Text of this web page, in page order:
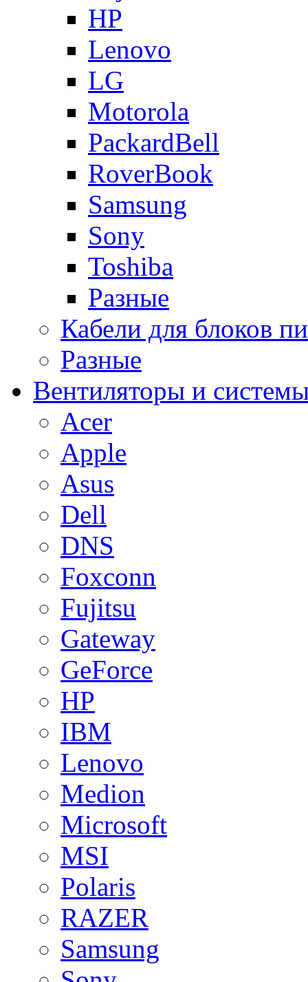
HP
Lenovo
LG
Motorola
PackardBell
RoverBook
Samsung
Sony
Toshiba
Разные
Кабели для блоков
Разные
Вентиляторы и
Acer
Apple
Asus
Dell
DNS
Foxconn
Fujitsu
Gateway
GeForce
HP
IBM
Lenovo
Medion
Microsoft
MSI
Polaris
RAZER
Samsung